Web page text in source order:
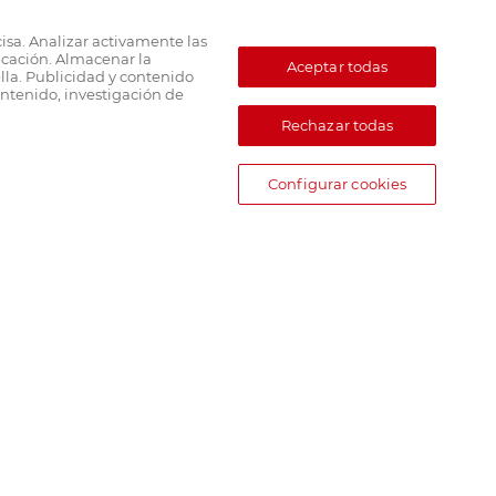
Analizar activamente las
Almacenar la
Publicidad y contenido
investigación de
Aceptar todas
Rechazar todas
Configurar cookies